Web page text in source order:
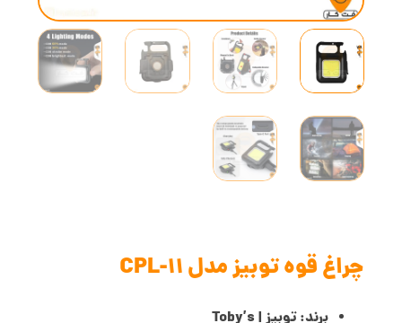
چراغ قوه توبیز مدل CPL-11
برند: توبیز | Toby’s